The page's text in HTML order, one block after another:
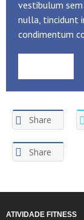
vestibulum
nulla, tincidunt
condimentum
Share
Share
ATIVIDADE FITNESS